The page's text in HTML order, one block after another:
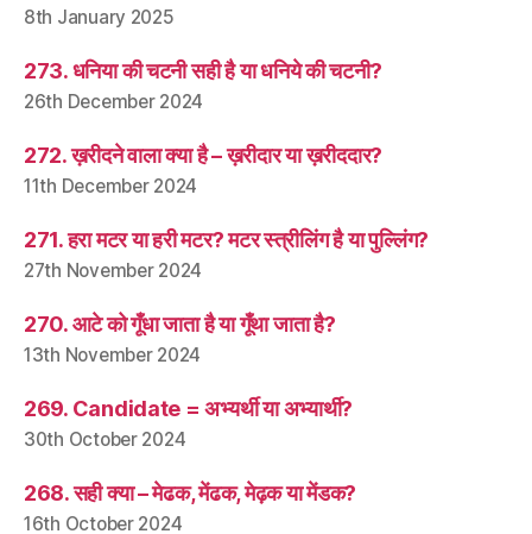
8th January 2025
273. धनिया की चटनी सही है या धनिये की चटनी?
26th December 2024
272. ख़रीदने वाला क्या है – ख़रीदार या ख़रीददार?
11th December 2024
271. हरा मटर या हरी मटर? मटर स्त्रीलिंग है या पुल्लिंग?
27th November 2024
270. आटे को गूँधा जाता है या गूँथा जाता है?
13th November 2024
269. Candidate = अभ्यर्थी या अभ्यार्थी?
30th October 2024
268. सही क्या – मेढक, मेंढक, मेढ़क या मेंडक?
16th October 2024